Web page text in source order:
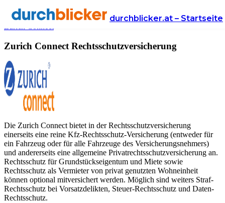
durchblicker.at – Startseite
Anbieter Versicherung
rechtsschutzversicherung
Zurich Connect Rechtsschutzversicherung
Die Zurich Connect bietet in der Rechtsschutzversicherung
einerseits eine reine Kfz-Rechtsschutz-Versicherung (entweder für
ein Fahrzeug oder für alle Fahrzeuge des Versicherungsnehmers)
und andererseits eine allgemeine Privatrechtsschutzversicherung an.
Rechtsschutz für Grundstückseigentum und Miete sowie
Rechtsschutz als Vermieter von privat genutzten Wohneinheit
können optional mitversichert werden. Möglich sind weiters Straf-
Rechtsschutz bei Vorsatzdelikten, Steuer-Rechtsschutz und Daten-
Rechtsschutz.